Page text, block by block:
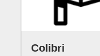
Colibri